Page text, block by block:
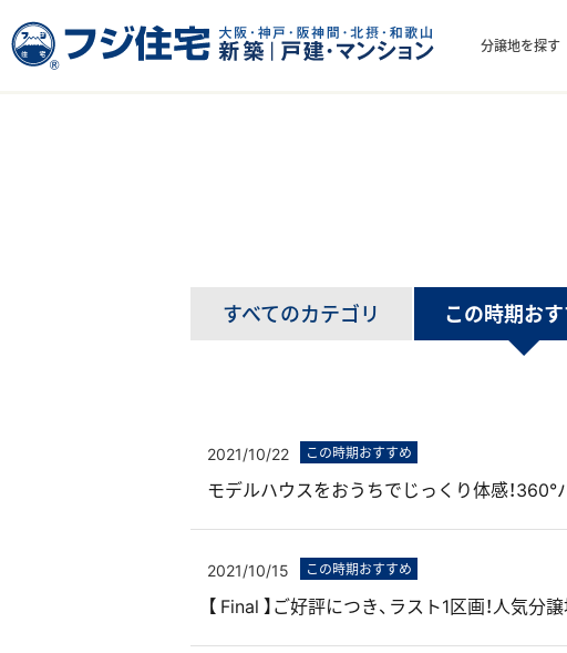
分譲地を探す
総合トップ
すべてのカテゴリ この時期お
2021/10/22 この時期おすすめ
モデルハウスをおうちでじっくり体感！360°
2021/10/15 この時期おすすめ
【 Final 】ご好評につき、ラスト1区画！人気分